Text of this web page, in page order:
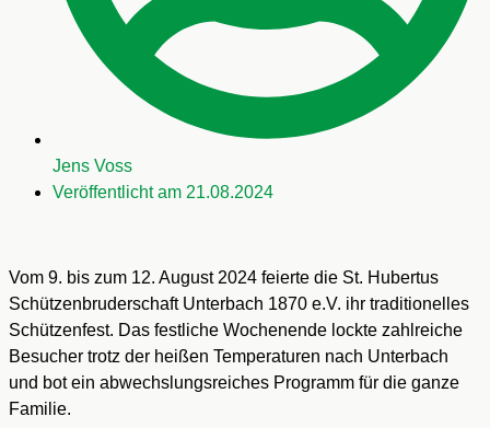
Jens Voss
Veröffentlicht am 21.08.2024
Vom 9. bis zum 12. August 2024 feierte die St. Hubertus
Schützenbruderschaft Unterbach 1870 e.V. ihr traditionelles
Schützenfest. Das festliche Wochenende lockte zahlreiche
Besucher trotz der heißen Temperaturen nach Unterbach
und bot ein abwechslungsreiches Programm für die ganze
Familie.